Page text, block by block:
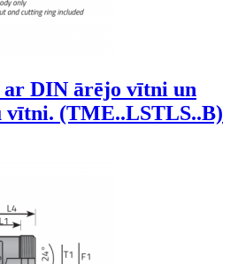
DIN ārējo vītni un
vītni. (TME..LSTLS..B)